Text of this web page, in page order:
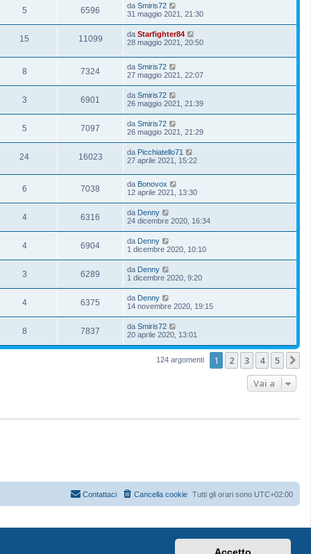
5 6596 da Smiris72
31 maggio 2021, 21:30
15 11099 da Starfighter84
28 maggio 2021, 20:50
8 7324 da Smiris72
27 maggio 2021, 22:07
3 6901 da Smiris72
26 maggio 2021, 21:39
5 7097 da Smiris72
26 maggio 2021, 21:29
24 16023 da Picchiatello71
27 aprile 2021, 15:22
6 7038 da Bonovox
12 aprile 2021, 13:30
4 6316 da Denny
24 dicembre 2020, 16:34
4 6904 da Denny
1 dicembre 2020, 10:10
3 6289 da Denny
1 dicembre 2020, 9:20
4 6375 da Denny
14 novembre 2020, 19:15
8 7837 da Smiris72
20 aprile 2020, 13:01
124 argomenti 1 2 3 4 5
Vai a
Tutti gli orari sono UTC+02:00
Cancella cookie
Contattaci